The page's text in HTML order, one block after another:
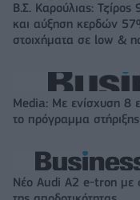
Β.Σ. Καρούλιας:
και αύξηση κερδών
στοιχήματα σε low &
Media: Με ενίσχυση 8
το πρόγραμμα
Νέο Audi A2 e-tron με